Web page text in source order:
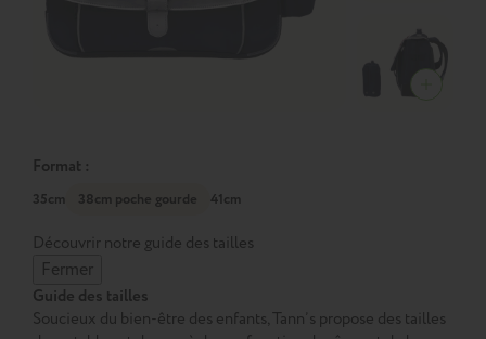
Format :
35cm 38cm poche gourde 41cm
Découvrir notre guide des tailles
Fermer
Guide des tailles
Soucieux du bien-être des enfants, Tann’s propose des tailles